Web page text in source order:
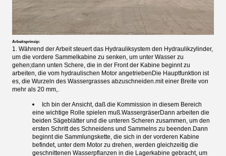
Arbeitsprinzip:
1. Während der Arbeit steuert das Hydrauliksystem den Hydraulikzylinder,
um die vordere Sammelkabine zu senken, um unter Wasser zu
gehen;dann unten Schere, die in der Front der Kabine beginnt zu
arbeiten, die vom hydraulischen Motor angetriebenDie Hauptfunktion ist
es, die Wurzeln des Wassergrasses abzuschneiden.mit einer Breite von
mehr als 20 mm,.
Ich bin der Ansicht, daß die Kommission in diesem Bereich
eine wichtige Rolle spielen muß.WassergräserDann arbeiten die
beiden Sägeblätter und die unteren Scheren zusammen, um den
ersten Schritt des Schneidens und Sammelns zu beenden.Dann
beginnt die Sammlungskette, die sich in der vorderen Kabine
befindet, unter dem Motor zu drehen, werden gleichzeitig die
geschnittenen Wasserpflanzen in die Lagerkabine gebracht, um